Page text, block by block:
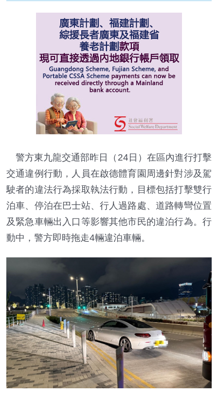
警方東九龍交通部昨日（24日）在區內進行打擊
交通違例行動，人員在啟德體育園周邊針對涉及駕
駛者的違法行為採取執法行動，目標包括打擊雙行
泊車、停泊在巴士站、行人過路處、道路轉彎位置
及緊急車輛出入口等影響其他市民的違泊行為。行
動中，警方即時拖走4輛違泊車輛。